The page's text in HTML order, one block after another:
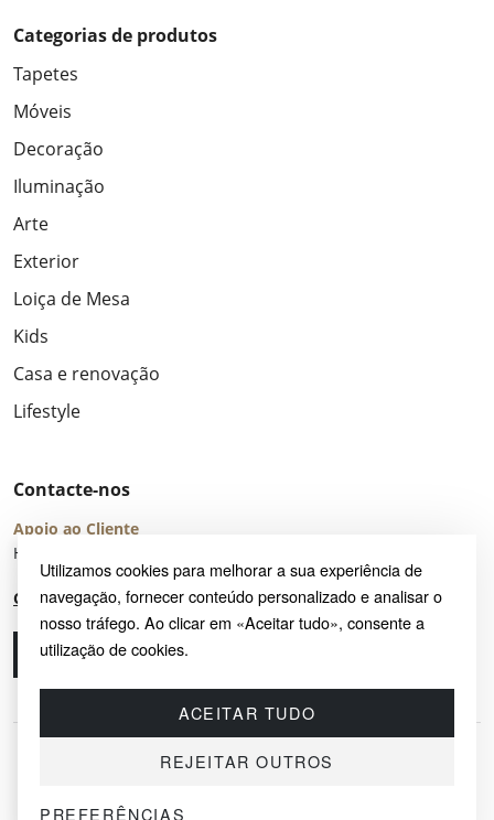
Utilizamos cookies para melhorar a sua experiência de
navegação, fornecer conteúdo personalizado e analisar o
nosso tráfego. Ao clicar em «Aceitar tudo», consente a
utilização de cookies.
ACEITAR TUDO
REJEITAR OUTROS
PREFERÊNCIAS
Categorias de produtos
Tapetes
Móveis
Decoração
Iluminação
Arte
Exterior
Loiça de Mesa
Kids
Casa e renovação
Lifestyle
Contacte-nos
Apoio ao Cliente
Horário de Atendimento: seg – sex 8:00 – 16:00 (UTC+2)
Centro de Ajuda
Ligue-nos
© 2026 SAYRUG OÜ · KESKLINNA LINNAOSA, AHTRI TN 12, 10151, TALLINN,